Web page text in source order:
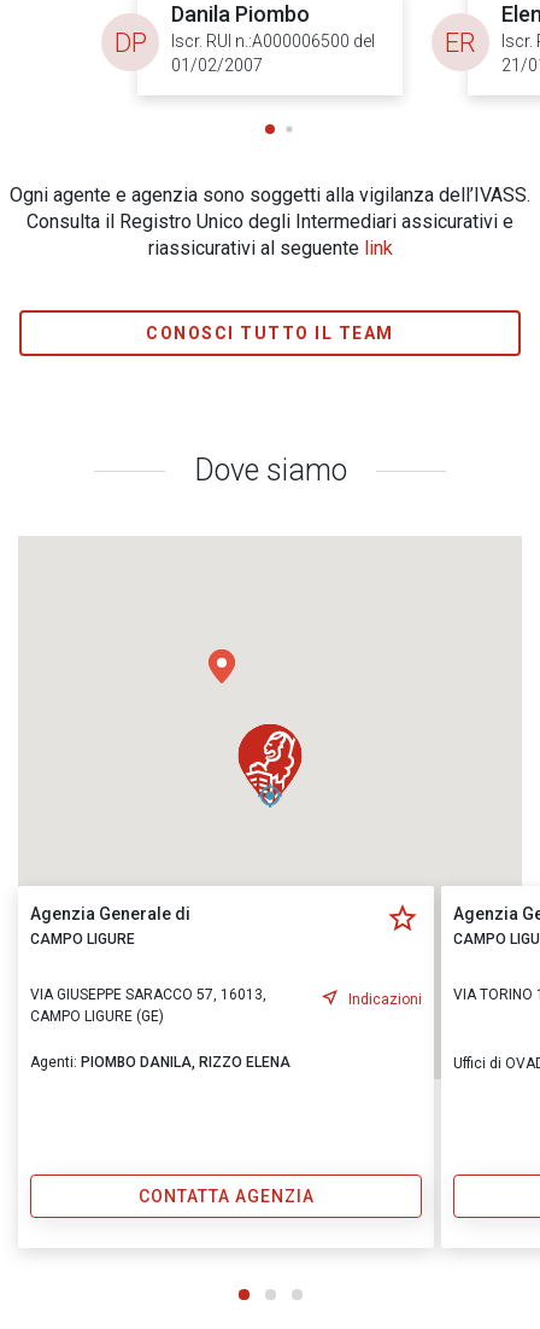
Danila Piombo
Iscr. RUI n.:A000006500 del
01/02/2007
DP
Iscr.
21/
ER
Ogni agente e agenzia sono soggetti alla vigilanza dell’IVASS.
Consulta il Registro Unico degli Intermediari assicurativi e
riassicurativi al seguente link
CONOSCI TUTTO IL TEAM
Dove siamo
Agenzia Generale di
CAMPO LIGURE
VIA GIUSEPPE SARACCO 57, 16013,
CAMPO LIGURE (GE)
Indicazioni
Agenti: PIOMBO DANILA, RIZZO ELENA
CONTATTA AGENZIA
Agenzia
CAMPO
VIA TORINO
Uffici di